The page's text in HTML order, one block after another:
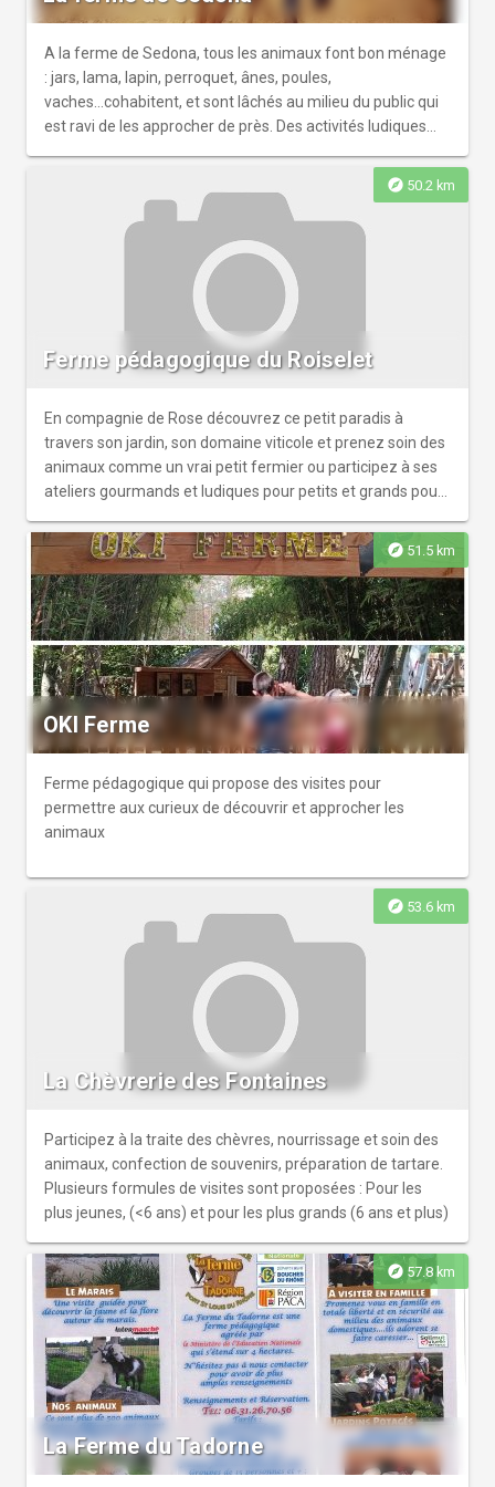
Appelation vins des Bouches du Rhôner Productuer de riz
- Porduction riz L.G.P. Riz de Camarguer r Sur place : vente
de la production vin et riz
A la ferme de Sedona, tous les animaux font bon ménage
: jars, lama, lapin, perroquet, ânes, poules,
vaches...cohabitent, et sont lâchés au milieu du public qui
est ravi de les approcher de près. Des activités ludiques
explore 50.2 km
Ferme pédagogique du Roiselet
En compagnie de Rose découvrez ce petit paradis à
travers son jardin, son domaine viticole et prenez soin des
animaux comme un vrai petit fermier ou participez à ses
ateliers gourmands et ludiques pour petits et grands pour
explore 51.5 km
OKI Ferme
Ferme pédagogique qui propose des visites pour
permettre aux curieux de découvrir et approcher les
animaux
explore 53.6 km
La Chèvrerie des Fontaines
Participez à la traite des chèvres, nourrissage et soin des
animaux, confection de souvenirs, préparation de tartare.
Plusieurs formules de visites sont proposées : Pour les
plus jeunes, (<6 ans) et pour les plus grands (6 ans et plus)
explore 57.8 km
La Ferme du Tadorne